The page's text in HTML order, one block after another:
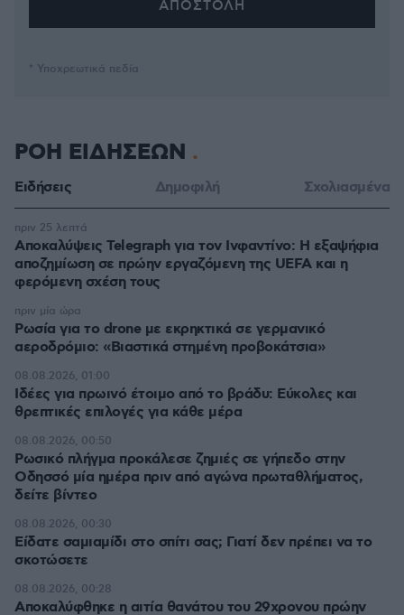
* Υποχρεωτικά πεδία
ΡΟΗ ΕΙΔΗΣΕΩΝ
Ειδήσεις Δημοφιλή Σχολιασμένα
Αποκαλύψεις Telegraph για τον Ινφαντίνο: Η εξαψήφια
αποζημίωση σε πρώην εργαζόμενη της UEFA και η
φερόμενη σχέση τους
πριν 25 λεπτά
Ρωσία για το drone με εκρηκτικά σε γερμανικό
αεροδρόμιο: «Βιαστικά στημένη προβοκάτσια»
πριν μία ώρα
Ιδέες για πρωινό έτοιμο από το βράδυ: Εύκολες και
θρεπτικές επιλογές για κάθε μέρα
08.08.2026, 01:00
Ρωσικό πλήγμα προκάλεσε ζημιές σε γήπεδο στην
Οδησσό μία ημέρα πριν από αγώνα πρωταθλήματος,
δείτε βίντεο
08.08.2026, 00:50
Είδατε σαμιαμίδι στο σπίτι σας; Γιατί δεν πρέπει να το
σκοτώσετε
08.08.2026, 00:30
Αποκαλύφθηκε η αιτία θανάτου του 29χρονου πρώην
08.08.2026, 00:28